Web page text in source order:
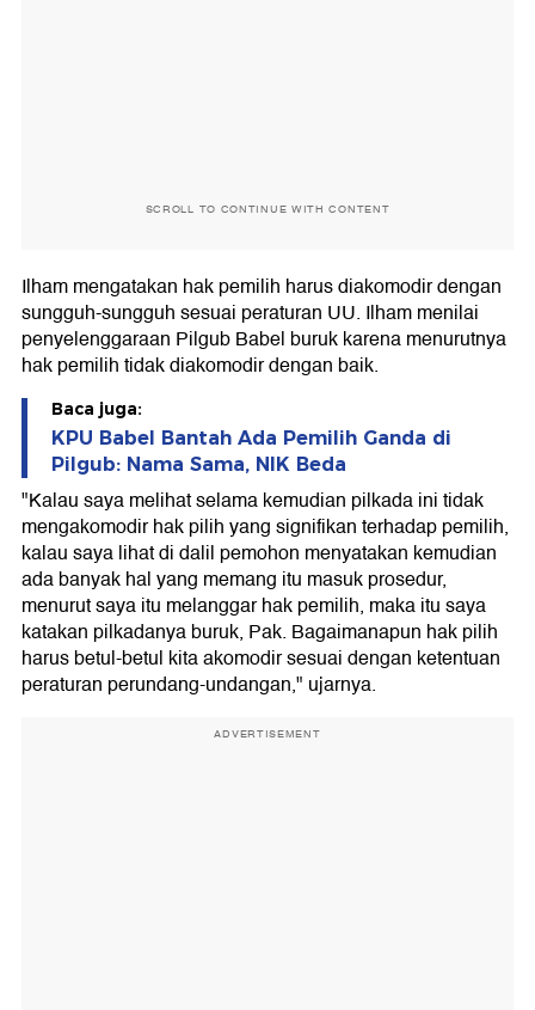
SCROLL TO CONTINUE WITH CONTENT
Ilham mengatakan hak pemilih harus diakomodir dengan
sungguh-sungguh sesuai peraturan UU. Ilham menilai
penyelenggaraan Pilgub Babel buruk karena menurutnya
hak pemilih tidak diakomodir dengan baik.
Baca juga:
KPU Babel Bantah Ada Pemilih Ganda di
Pilgub: Nama Sama, NIK Beda
"Kalau saya melihat selama kemudian pilkada ini tidak
mengakomodir hak pilih yang signifikan terhadap pemilih,
kalau saya lihat di dalil pemohon menyatakan kemudian
ada banyak hal yang memang itu masuk prosedur,
menurut saya itu melanggar hak pemilih, maka itu saya
katakan pilkadanya buruk, Pak. Bagaimanapun hak pilih
harus betul-betul kita akomodir sesuai dengan ketentuan
peraturan perundang-undangan," ujarnya.
ADVERTISEMENT